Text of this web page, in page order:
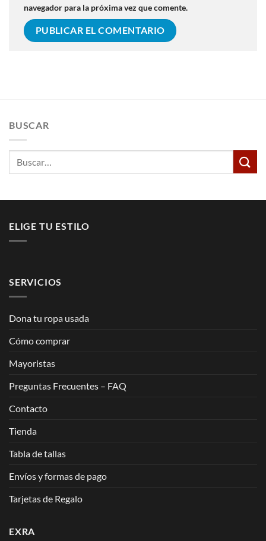
navegador para la próxima vez que comente.
BUSCAR
ELIGE TU ESTILO
SERVICIOS
Dona tu ropa usada
Cómo comprar
Mayoristas
Preguntas Frecuentes – FAQ
Contacto
Tienda
Tabla de tallas
Envíos y formas de pago
Tarjetas de Regalo
EXRA